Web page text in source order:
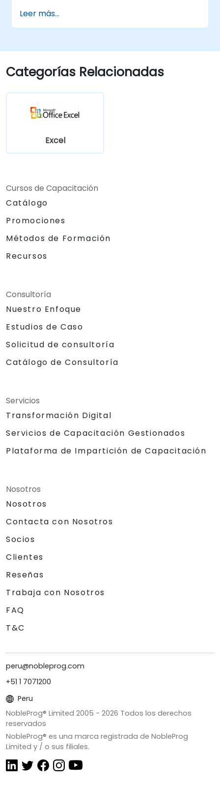
Crear y utilizar visualizaciones y gráficos
para casos de análisis específicos.
pasar de un Power BI basado en Excel a
un Power BI independiente.
Leer más...
Categorías Relacionadas
Excel
Cursos de Capacitación
Catálogo
Promociones
Métodos de Formación
Recursos
Consultoría
Nuestro Enfoque
Estudios de Caso
Solicitud de consultoría
Catálogo de Consultoría
Servicios
Transformación Digital
Servicios de Capacitación Gestionados
Plataforma de Impartición de Capacitación
Nosotros
Nosotros
Contacta con Nosotros
Socios
Clientes
Reseñas
Trabaja con Nosotros
FAQ
T&C
peru@nobleprog.com
+51 1 7071200
Peru
NobleProg® Limited 2005 - 2026 Todos los derechos
reservados
NobleProg® es una marca registrada de NobleProg
Limited y / o sus filiales.